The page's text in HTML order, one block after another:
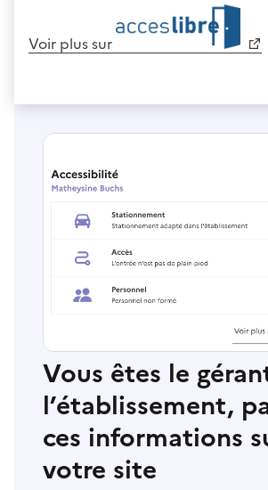
Voir plus sur
Vous êtes le
l’établissement,
ces informations
votre site